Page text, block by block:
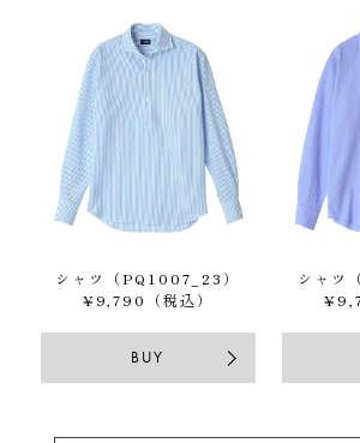
シャツ（PQ1007_23）
¥9,790（税込）
BUY
シャツ